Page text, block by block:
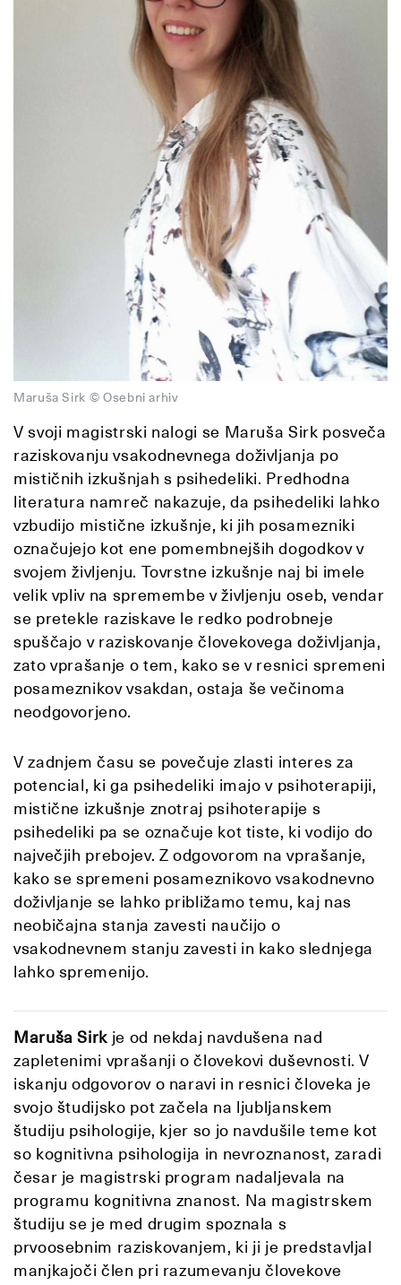
Maruša Sirk © Osebni arhiv
V svoji magistrski nalogi se Maruša Sirk posveča
raziskovanju vsakodnevnega doživljanja po
mističnih izkušnjah s psihedeliki. Predhodna
literatura namreč nakazuje, da psihedeliki lahko
vzbudijo mistične izkušnje, ki jih posamezniki
označujejo kot ene pomembnejših dogodkov v
svojem življenju. Tovrstne izkušnje naj bi imele
velik vpliv na spremembe v življenju oseb, vendar
se pretekle raziskave le redko podrobneje
spuščajo v raziskovanje človekovega doživljanja,
zato vprašanje o tem, kako se v resnici spremeni
posameznikov vsakdan, ostaja še večinoma
neodgovorjeno.
V zadnjem času se povečuje zlasti interes za
potencial, ki ga psihedeliki imajo v psihoterapiji,
mistične izkušnje znotraj psihoterapije s
psihedeliki pa se označuje kot tiste, ki vodijo do
največjih prebojev. Z odgovorom na vprašanje,
kako se spremeni posameznikovo vsakodnevno
doživljanje se lahko približamo temu, kaj nas
neobičajna stanja zavesti naučijo o
vsakodnevnem stanju zavesti in kako slednjega
lahko spremenijo.
Maruša Sirk je od nekdaj navdušena nad
zapletenimi vprašanji o človekovi duševnosti. V
iskanju odgovorov o naravi in resnici človeka je
svojo študijsko pot začela na ljubljanskem
študiju psihologije, kjer so jo navdušile teme kot
so kognitivna psihologija in nevroznanost, zaradi
česar je magistrski program nadaljevala na
programu kognitivna znanost. Na magistrskem
študiju se je med drugim spoznala s
prvoosebnim raziskovanjem, ki ji je predstavljal
manjkajoči člen pri razumevanju človekove